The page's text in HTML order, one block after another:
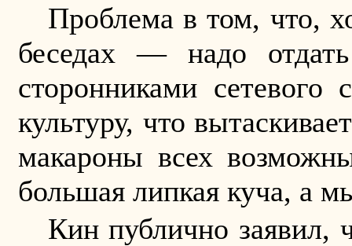
Проблема в том, что,
беседах — надо
сторонниками
культуру, что
макароны всех
большая липкая куча, а
Кин публично заявил,